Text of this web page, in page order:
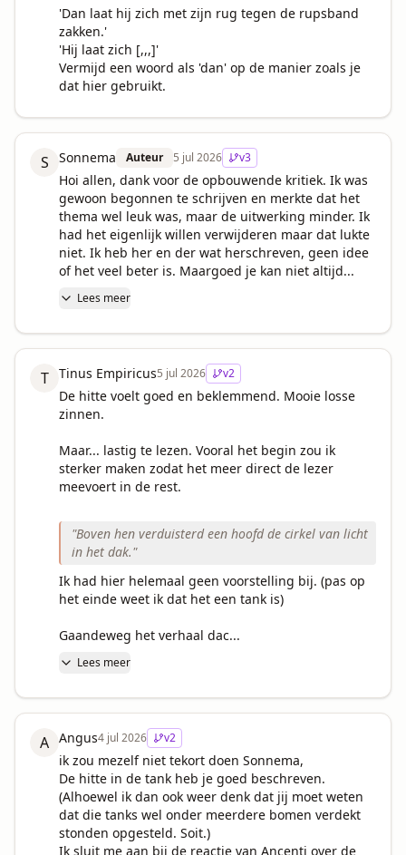
'Dan laat hij zich met zijn rug tegen de rupsband
zakken.'
'Hij laat zich [,,,]'
Vermijd een woord als 'dan' op de manier zoals je
dat hier gebruikt.
S Sonnema Auteur 5 jul 2026 v3
Hoi allen, dank voor de opbouwende kritiek. Ik was
gewoon begonnen te schrijven en merkte dat het
thema wel leuk was, maar de uitwerking minder. Ik
had het eigenlijk willen verwijderen maar dat lukte
niet. Ik heb her en der wat herschreven, geen idee
of het veel beter is. Maargoed je kan niet altijd...
Lees meer
T Tinus Empiricus5 jul 2026 v2
De hitte voelt goed en beklemmend. Mooie losse
zinnen.
Maar... lastig te lezen. Vooral het begin zou ik
sterker maken zodat het meer direct de lezer
meevoert in de rest.
"Boven hen verduisterd een hoofd de cirkel van licht
in het dak."
Ik had hier helemaal geen voorstelling bij. (pas op
het einde weet ik dat het een tank is)
Gaandeweg het verhaal dac...
Lees meer
A Angus4 jul 2026 v2
ik zou mezelf niet tekort doen Sonnema,
De hitte in de tank heb je goed beschreven.
(Alhoewel ik dan ook weer denk dat jij moet weten
dat die tanks wel onder meerdere bomen verdekt
stonden opgesteld. Soit.)
Ik sluit me aan bij de reactie van Ancenti over de